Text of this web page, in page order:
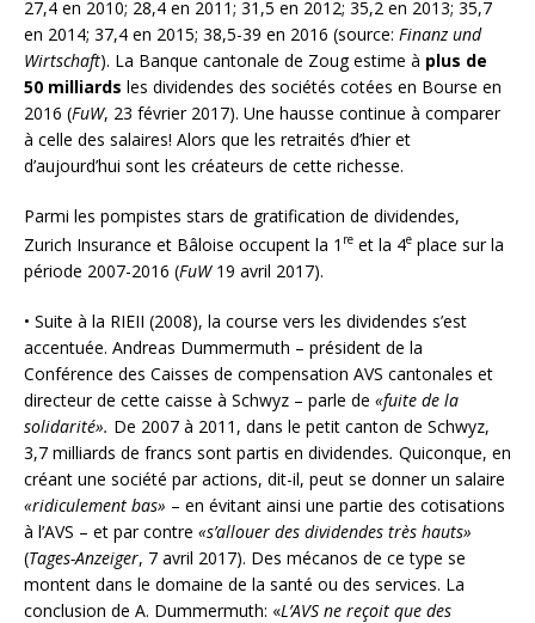
27,4 en 2010; 28,4 en 2011; 31,5 en 2012; 35,2 en 2013; 35,7
en 2014; 37,4 en 2015; 38,5-39 en 2016 (source: Finanz und
Wirtschaft). La Banque cantonale de Zoug estime à plus de
50 milliards les dividendes des sociétés cotées en Bourse en
2016 (FuW, 23 février 2017). Une hausse continue à comparer
à celle des salaires! Alors que les retraités d’hier et
d’aujourd’hui sont les créateurs de cette richesse.
Parmi les pompistes stars de gratification de dividendes,
Zurich Insurance et Bâloise occupent la 1 re et la 4e place sur la
période 2007-2016 (FuW19 avril 2017).
• Suite à la RIEII (2008), la course vers les dividendes s’est
accentuée. Andreas Dummermuth – président de la
Conférence des Caisses de compensation AVS cantonales et
directeur de cette caisse à Schwyz – parle de «fuite de la
solidarité». De 2007 à 2011, dans le petit canton de Schwyz,
3,7 milliards de francs sont partis en dividendes. Quiconque, en
créant une société par actions, dit-il, peut se donner un salaire
«ridiculement bas» – en évitant ainsi une partie des cotisations
à l’AVS – et par contre «s’allouer des dividendes très hauts»
(Tages-Anzeiger, 7 avril 2017). Des mécanos de ce type se
montent dans le domaine de la santé ou des services. La
conclusion de A. Dummermuth: «L’AVS ne reçoit que des